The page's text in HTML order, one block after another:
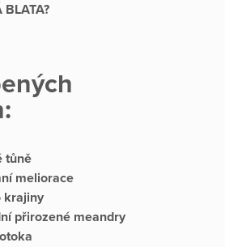
BLATA?
tůně
meliorace
krajiny
přirozené meandry